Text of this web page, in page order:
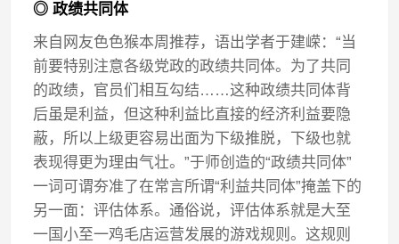
◎ 政绩共同体
来自网友色色猴本周推荐，语出学者于建嵘：“当
前要特别注意各级党政的政绩共同体。为了共同
的政绩，官员们相互勾结……这种政绩共同体背
后虽是利益，但这种利益比直接的经济利益要隐
蔽，所以上级更容易出面为下级推脱，下级也就
表现得更为理由气壮。”于师创造的“政绩共同体”
一词可谓夯准了在常言所谓“利益共同体”掩盖下的
另一面：评估体系。通俗说，评估体系就是大至
一国小至一鸡毛店运营发展的游戏规则。这规则